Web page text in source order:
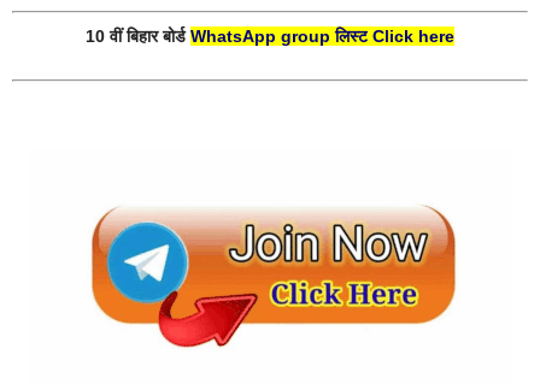
10 वीं बिहार बोर्डWhatsApp group लिस्ट Click here